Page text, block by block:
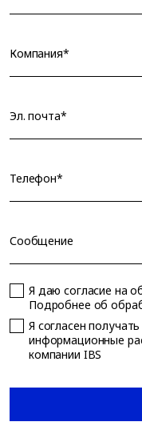
Компания*
Эл. почта*
Телефон*
Сообщение
Я даю согласие на
Подробнее об
Я согласен
информационные
компании IBS